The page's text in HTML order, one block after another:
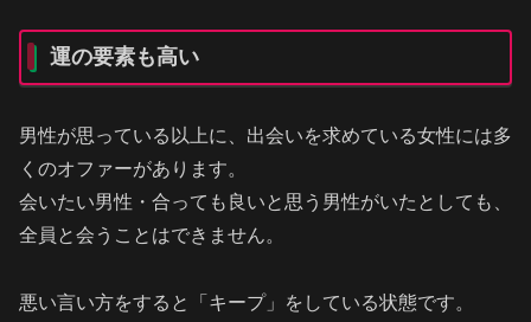
運の要素も高い
男性が思っている以上に、出会いを求めている女性には多
くのオファーがあります。
会いたい男性・合っても良いと思う男性がいたとしても、
全員と会うことはできません。
悪い言い方をすると「キープ」をしている状態です。